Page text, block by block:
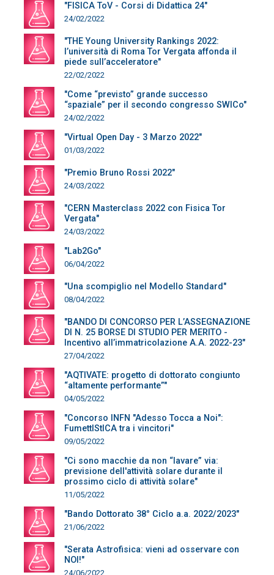
"FISICA ToV - Corsi di Didattica 24"
24/02/2022
"THE Young University Rankings 2022:
l’università di Roma Tor Vergata affonda il
piede sull’acceleratore"
22/02/2022
"Come “previsto” grande successo
“spaziale” per il secondo congresso SWICo"
24/02/2022
"Virtual Open Day - 3 Marzo 2022"
01/03/2022
"Premio Bruno Rossi 2022"
24/03/2022
"CERN Masterclass 2022 con Fisica Tor
Vergata"
24/03/2022
"Lab2Go"
06/04/2022
"Una scompiglio nel Modello Standard"
08/04/2022
"BANDO DI CONCORSO PER L’ASSEGNAZIONE
DI N. 25 BORSE DI STUDIO PER MERITO -
Incentivo all’immatricolazione A.A. 2022-23"
27/04/2022
"AQTIVATE: progetto di dottorato congiunto
“altamente performante”"
04/05/2022
"Concorso INFN "Adesso Tocca a Noi":
FumettIStICA tra i vincitori"
09/05/2022
"Ci sono macchie da non “lavare” via:
previsione dell'attività solare durante il
prossimo ciclo di attività solare"
11/05/2022
"Bando Dottorato 38° Ciclo a.a. 2022/2023"
21/06/2022
"Serata Astrofisica: vieni ad osservare con
NOI!"
24/06/2022